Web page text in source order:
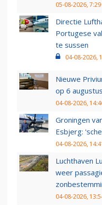
05-08-2026, 7:29
Directie
Portugese
te sussen
04-08-2026,
Nieuwe
op 6
04-08-2026,
Groningen
Esbjerg:
04-08-2026,
Luchthaven
weer
04-08-2026,